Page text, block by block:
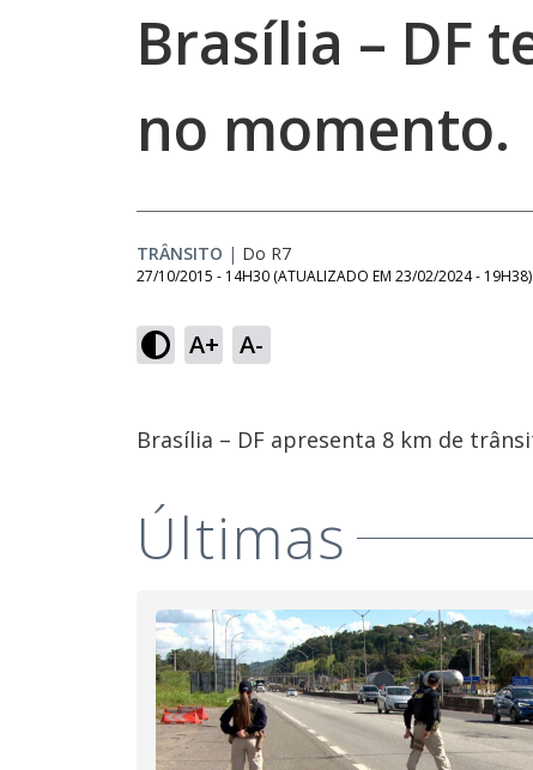
Brasília – DF
no momento.
TRÂNSITO | Do R7
27/10/2015 - 14H30 (ATUALIZADO EM 23/02/2024 - 19H38)
A+ A-
Brasília – DF apresenta 8 km de
Últimas